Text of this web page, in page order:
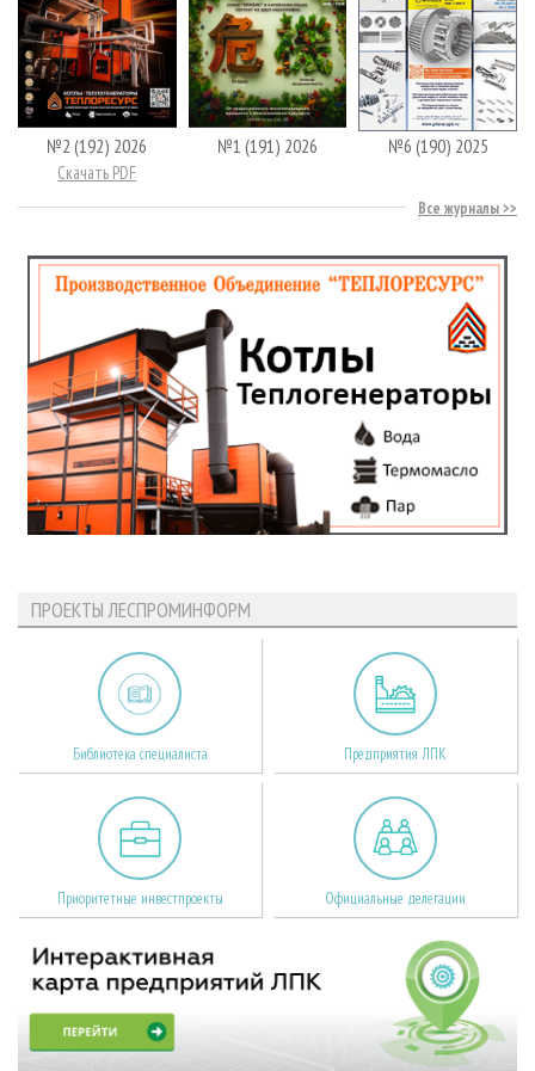
№2 (192) 2026
Скачать PDF
№1 (191) 2026 №6 (190) 2025
Все журналы
ПРОЕКТЫ ЛЕСПРОМИНФОРМ
Библиотека специалиста Предприятия ЛПК
Приоритетные инвестпроекты Официальные делегации